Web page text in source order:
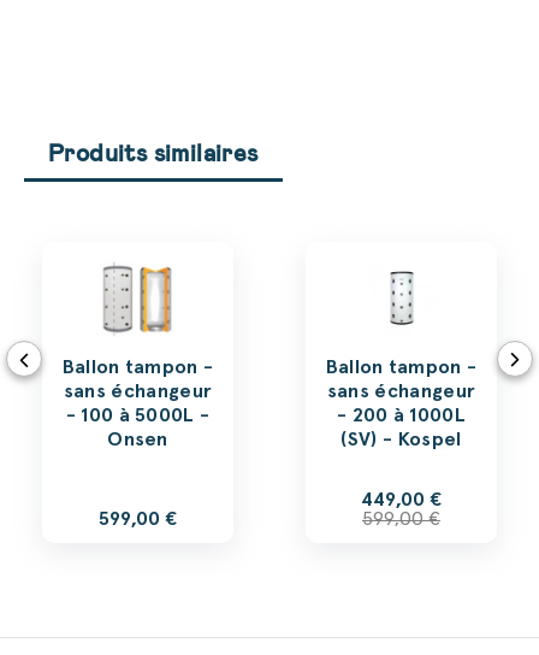
Produits similaires
Ballon tampon -
sans échangeur
- 100 à 5000L -
Onsen
599,00 €
Ballon tampon -
sans échangeur
- 200 à 1000L
(SV) - Kospel
449,00 €
599,00 €